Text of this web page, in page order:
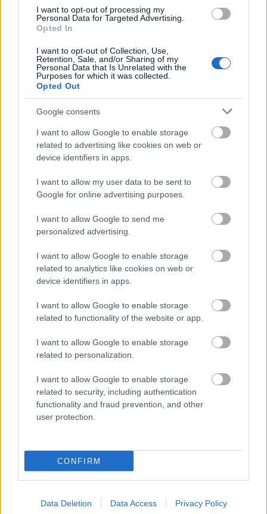
I want to opt-out of processing my
Personal Data for Targeted Advertising.
Opted In
I want to opt-out of Collection, Use,
Retention, Sale, and/or Sharing of my
Personal Data that Is Unrelated with the
Purposes for which it was collected.
Opted Out
Google consents
I want to allow Google to enable storage
related to advertising like cookies on web or
device identifiers in apps.
I want to allow my user data to be sent to
Google for online advertising purposes.
I want to allow Google to send me
personalized advertising.
I want to allow Google to enable storage
related to analytics like cookies on web or
device identifiers in apps.
I want to allow Google to enable storage
related to functionality of the website or app.
I want to allow Google to enable storage
related to personalization.
I want to allow Google to enable storage
related to security, including authentication
functionality and fraud prevention, and other
user protection.
CONFIRM
Data Deletion Data Access Privacy Policy
környezettudatos festékkel.
Ahol csak tudják, támogatják a családi
és független művészeket az anyagbeszerzés és
a kivitelezés terén.
Céljuk, hogy megpróbálják megőrizni örökségünket
és újjáélesszék a gyors divat előtti ruhakészítést a
Galéria